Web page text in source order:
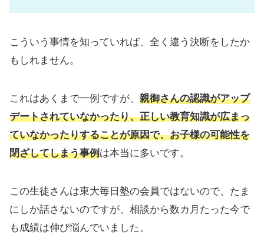
こういう事情を知っていれば、全く違う決断をしたか
もしれません。
これはあくまで一例ですが、 親御さんの認識がアップ
デートされていなかったり、正しい教育知識が広まっ
ていなかったりすることが原因で、お子様の可能性を
閉ざしてしまう事例は本当に多いです。
この生徒さんは東大毎日塾の会員ではないので、たま
にしか話さないのですが、相談から数カ月たった今で
も成績は伸び悩んでいました。